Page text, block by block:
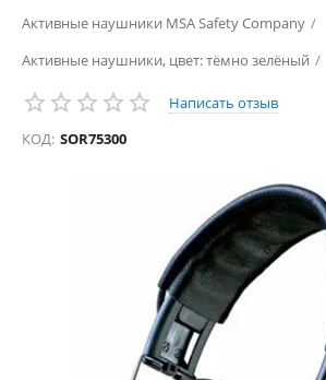
Активные наушники MSA Safety Company /
Активные наушники, цвет: тёмно зелёный /
Написать отзыв
КОД: SOR75300